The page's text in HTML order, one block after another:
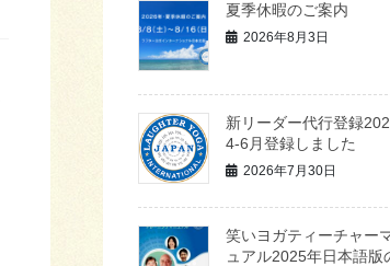
夏季休暇のご案内
2026年8月3日
新リーダー代行登録
4-6月登録しました
2026年7月30日
笑いヨガティーチャー
ュアル2025年日本語版